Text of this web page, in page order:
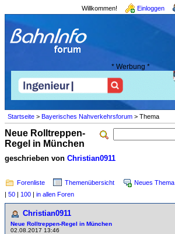
Willkommen! Einloggen
* Werbung *
Startseite > Bayerisches Nahverkehrsforum > Thema
Neue Rolltreppen-
Regel in München
geschrieben von Christian0911
Forenliste Themenübersicht Neues Thema
| 50 | 100 | in allen Foren
Christian0911
Neue Rolltreppen-Regel in München
02.08.2017 13:46